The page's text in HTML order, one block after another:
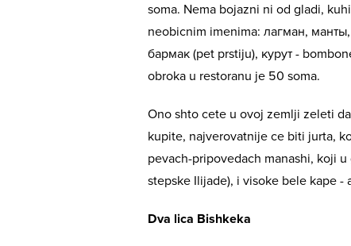
soma. Nema bojazni ni od gladi,
neobicnim imenima: лагман,
бармак (pet prstiju), курут -
obroka u restoranu je 50 soma.
Ono shto cete u ovoj zemlji zeleti
kupite, najverovatnije ce biti jurta,
pevach-pripovedach manashi, koji
stepske Ilijade), i visoke bele kape -
Dva lica Bishkeka